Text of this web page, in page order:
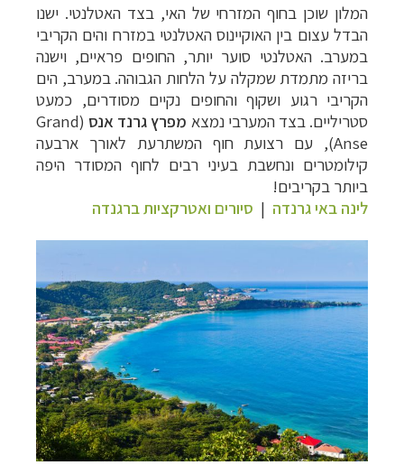
המלון שוכן בחוף המזרחי של האי, בצד האטלנטי. ישנו
הבדל עצום בין האוקיינוס האטלנטי במזרח והים הקריבי
במערב. האטלנטי סוער יותר, החופים פראיים, וישנה
בריזה מתמדת שמקלה על הלחות הגבוהה. במערב, הים
הקריבי רגוע ושקוף והחופים נקיים מסודרים, כמעט
סטריליים. בצד המערבי נמצא מפרץ גרנד אנס (Grand
Anse),
עם רצועת חוף המשתרעת לאורך ארבעה
קילומטרים ונחשבת בעיני רבים לחוף המסודר היפה
ביותר בקריבים!
לינה באי גרנדה | סיורים ואטרקציות ברגנדה